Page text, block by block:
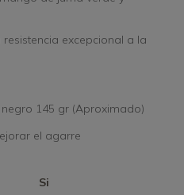
excepcional a la
145 gr (Aproximado)
el agarre
Si